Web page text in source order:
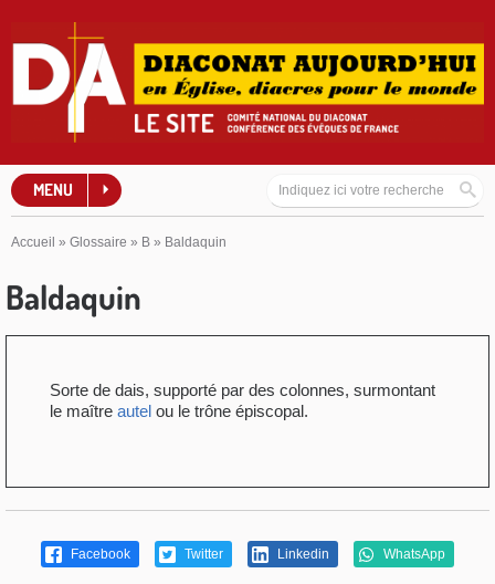
MENU
Accueil » Glossaire » B » Baldaquin
Baldaquin
Sorte de dais, supporté par des colonnes, surmontant
le maître autel ou le trône épiscopal.
Facebook Twitter Linkedin WhatsApp